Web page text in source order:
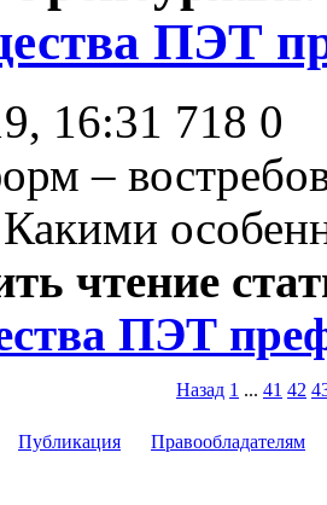
ПЭТ
16:31 718 0
–
чтение
ПЭТ
Назад 1 ... 41 42
Публикация Правообладателям